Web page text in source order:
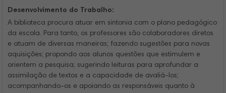
Desenvolvimento do Trabalho:
A biblioteca procura atuar em sintonia com o plano pedagógico
da escola. Para tanto, os professores são colaboradores diretos
e atuam de diversas maneiras; fazendo sugestões para novas
aquisições; propondo aos alunos questões que estimulem e
orientem a pesquisa; sugerindo leituras para aprofundar a
assimilação de textos e a capacidade de avaliá-los;
acompanhando-os e apoiando as responsáveis quanto à